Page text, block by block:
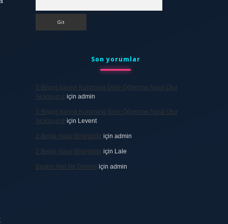
Son yorumlar
3 Bilgiyi Işleme Kuramına Göre Öğrenme Nasıl Olur
Açıklayınız için admin
3 Bilgiyi Işleme Kuramına Göre Öğrenme Nasıl Olur
Açıklayınız için Levent
2 Belge Nasıl Birleştiriliriçin admin
2 Belge Nasıl Birleştiriliriçin Lale
Baskın Alel Ne Demek için admin